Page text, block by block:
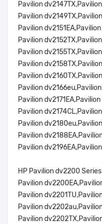
Pavilion
Pavilion
Pavilion
Pavilion
Pavilion
Pavilion
Pavilion
Pavilion
Pavilion
Pavilion
Pavilion
Pavilion
Pavilion
HP Pavilion dv2200 Series
Pavilion
Pavilion
Pavilion
Pavilion